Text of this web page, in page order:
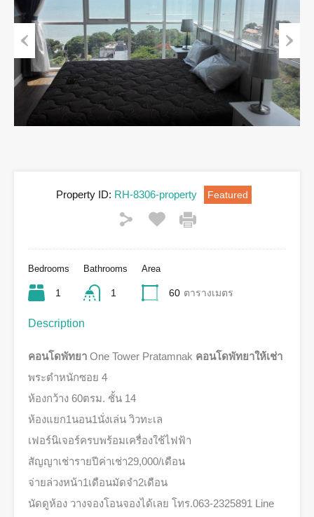
Previous Next
Property ID: RH-8306-property Featured
Bedrooms
1
Bathrooms
1
Area
60 ตารางเมตร
Description
คอนโดพัทยา One Tower Pratamnak คอนโดพัทยาให้เช่า
พระตำหนักซอย 4
ห้องกว้าง 60ตรม. ชั้น 14
ห้องแยก1นอน1นั่งเล่น วิวทะเล
เฟอร์นิเจอร์ครบพร้อมเครื่องใช้ไฟฟ้า
สัญญาเช่ารายปีค่าเช่า29,000/เดือน
จ่ายล่วงหน้า1เดือนมัดจำ2เดือน
นัดดูห้อง วางจองโอนจองได้เลย โทร.063-2325891 Line